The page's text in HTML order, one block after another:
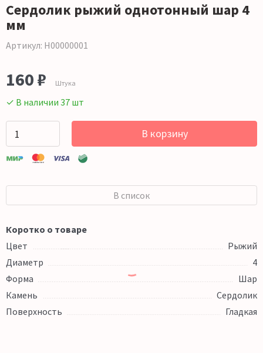
Сердолик рыжий однотонный шар 4
мм
Артикул: Н00000001
160 ₽ Штука
✓ В наличии 37 шт
В корзину
В список
Коротко о товаре
Цвет
Рыжий
Диаметр
4
Форма
Шар
Камень
Сердолик
Поверхность
Гладкая